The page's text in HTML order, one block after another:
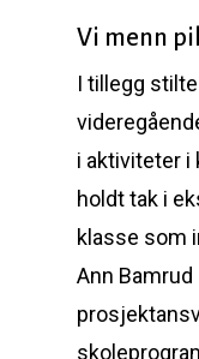
Vi menn
I tillegg
i aktiviteter i
holdt tak i
klasse som
Ann Bamrud